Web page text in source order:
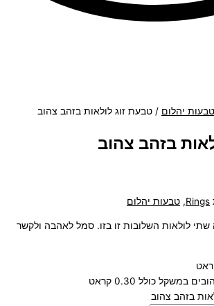
טבעות יהלום / טבעת זוג לולאות בזהב צהוב
בזהב צהוב
Rings
, טבעות יהלום
לולאות השלובות זו בזו. סמל לאהבה ולקשר
בזהב צהוב